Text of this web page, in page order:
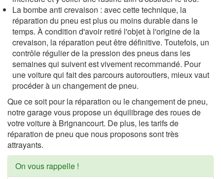
La bombe anti crevaison : avec cette technique, la
réparation du pneu est plus ou moins durable dans le
temps. À condition d'avoir retiré l'objet à l'origine de la
crevaison, la réparation peut être définitive. Toutefois, un
contrôle régulier de la pression des pneus dans les
semaines qui suivent est vivement recommandé. Pour
une voiture qui fait des parcours autoroutiers, mieux vaut
procéder à un changement de pneu.
Que ce soit pour la réparation ou le changement de pneu,
notre garage vous propose un équilibrage des roues de
votre voiture à Brignancourt. De plus, les tarifs de
réparation de pneu que nous proposons sont très
attrayants.
On vous rappelle !